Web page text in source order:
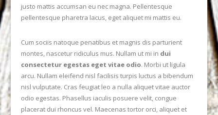
VIEW POST
justo mattis accumsan eu nec magna. Pellentesque
pellentesque pharetra lacus, eget aliquet mi mattis eu.
Cum sociis natoque penatibus et magnis dis parturient
montes, nascetur ridiculus mus. Nullam ut mi in dui
consectetur egestas eget vitae odio. Morbi ut ligula
arcu. Nullam eleifend nisl facilisis turpis luctus a bibendum
nisl vulputate. Cras feugiat leo a nulla aliquet vitae auctor
odio egestas. Phasellus iaculis posuere velit, congue
placerat dui rhoncus vel. Maecenas tortor orci, aliquet et